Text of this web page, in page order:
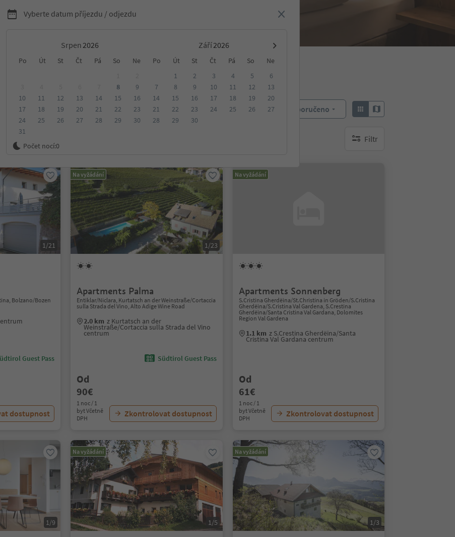
Vyberte datum příjezdu / odjezdu
Srpen Září
Po Út St Čt Pá So Ne Po Út St Čt Pá So
Ne
8
9
10
11 12 13 14 15
16
17
18 19 20 21 22
23
24
25 26 27 28 29
30
31
1 2 3 4 5
6
7
8 9 10 11 12
13
14
15 16 17 18 19
20
21
22 23 24 25 26
27
28
29 30
Počet nocí:0
v Jižním Tyrolsku
Objednat: Doporučeno
Filtr
brak aktywnych filtrów
1/21
Bolzano/Bozen
Guest Pass
dostupnost
Na vyžádání
1/23
Apartments Palma
Entiklar/Niclara, Kurtatsch an der Weinstraße/Cortaccia
sulla Strada del Vino, Alto Adige Wine Road
2.0 km z Kurtatsch an der
Weinstraße/Cortaccia sulla Strada del Vino
centrum
Südtirol Guest Pass
Od
90€
1 noc / 1
byt Včetně
DPH
Zkontrolovat dostupnost
Na vyžádání
Apartments Sonnenberg
S.Cristina Gherdëina/St.Christina in Gröden/S.Cristina
Gherdëina/S.Cristina Val Gardena, S.Crestina
Gherdëina/Santa Cristina Val Gardana, Dolomites
Region Val Gardena
1.1 km z S.Crestina Gherdëina/Santa
Cristina Val Gardana centrum
Od
61€
1 noc / 1
byt Včetně
DPH
Zkontrolovat dostupnost
1/9
Na vyžádání
1/5
Na vyžádání
1/3